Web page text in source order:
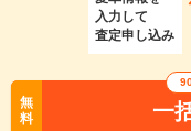
入力して
査定申し込み
無
料
一